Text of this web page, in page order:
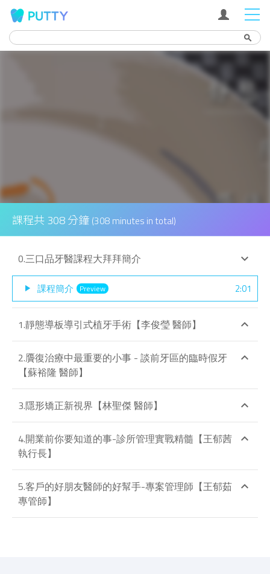
search
課程共 308 分鐘 (308 minutes in total)
0.三口品牙醫課程大拜拜簡介 keyboard_arrow_down
play_arrow 課程簡介 Preview 2:01
1.靜態導板導引式植牙手術【李俊瑩 醫師】 keyboard_arrow_up
2.贗復治療中最重要的小事 - 談前牙區的臨時假牙
【蘇裕隆 醫師】
keyboard_arrow_up
3.隱形矯正新視界【林聖傑 醫師】 keyboard_arrow_up
4.開業前你要知道的事-診所管理實戰精髓【王郁茜
執行長】
keyboard_arrow_up
5.客戶的好朋友醫師的好幫手-專案管理師【王郁茹
專管師】
keyboard_arrow_up